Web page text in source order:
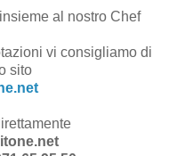
al nostro Chef
vi consigliamo di
sito